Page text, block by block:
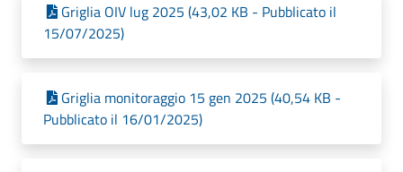
Griglia OIV lug 2025 (43,02 KB - Pubblicato il
15/07/2025)
Griglia monitoraggio 15 gen 2025 (40,54 KB -
Pubblicato il 16/01/2025)